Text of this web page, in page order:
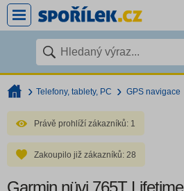
Telefony, tablety, PC GPS navigace
Právě prohlíží zákazníků: 1
Zakoupilo již zákazníků: 28
Garmin nüvi 765T Lifetime